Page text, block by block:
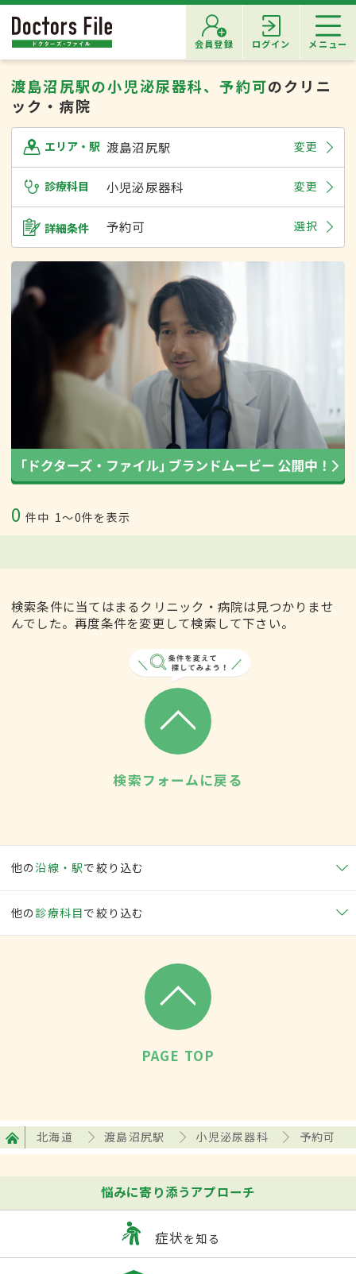
会員登録 ログイン メニュー
渡島沼尻駅の小児泌尿器科、予約可のクリニ
ック・病院
エリア・駅 渡島沼尻駅 変更
診療科目 小児泌尿器科 変更
詳細条件 予約可 選択
0 件中 1〜0件を表示
検索条件に当てはまるクリニック・病院は見つかりませ
んでした。再度条件を変更して検索して下さい。
検索フォームに戻る
他の沿線・駅で絞り込む
他の 診療科目で絞り込む
PAGE TOP
北海道 渡島沼尻駅 小児泌尿器科 予約可
悩みに寄り添うアプローチ
症状を知る